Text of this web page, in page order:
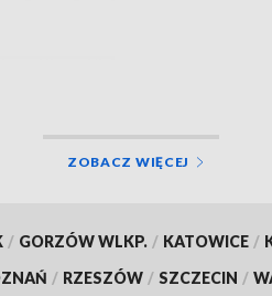
ZOBACZ WIĘCEJ
/ GORZÓW WLKP. / KATOWICE /
/ RZESZÓW / SZCZECIN /